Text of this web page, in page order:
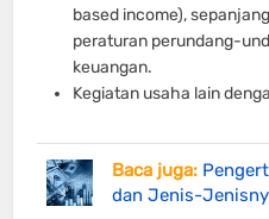
based income),
peraturan perundang-
keuangan.
Kegiatan usaha lain
Baca juga:
dan Jenis-